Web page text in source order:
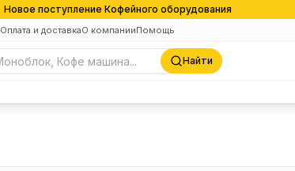
Новое поступление Кофейного оборудования
Оплата и доставкаО компанииПомощь
Найти